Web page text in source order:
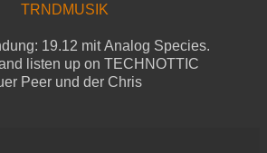
TRNDMUSIK
19.12 mitAnalog Species.
listen up on TECHNOTTIC
Peer und der Chris